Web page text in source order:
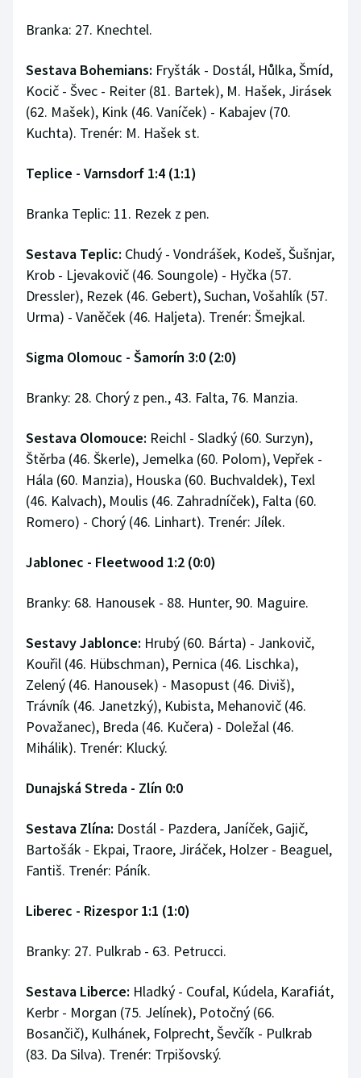
Branka: 27. Knechtel.
Sestava Bohemians: Fryšták - Dostál, Hůlka, Šmíd,
Kocič - Švec - Reiter (81. Bartek), M. Hašek, Jirásek
(62. Mašek), Kink (46. Vaníček) - Kabajev (70.
Kuchta). Trenér: M. Hašek st.
Teplice - Varnsdorf 1:4 (1:1)
Branka Teplic: 11. Rezek z pen.
Sestava Teplic: Chudý - Vondrášek, Kodeš, Šušnjar,
Krob - Ljevakovič (46. Soungole) - Hyčka (57.
Dressler), Rezek (46. Gebert), Suchan, Vošahlík (57.
Urma) - Vaněček (46. Haljeta). Trenér: Šmejkal.
Sigma Olomouc - Šamorín 3:0 (2:0)
Branky: 28. Chorý z pen., 43. Falta, 76. Manzia.
Sestava Olomouce: Reichl - Sladký (60. Surzyn),
Štěrba (46. Škerle), Jemelka (60. Polom), Vepřek -
Hála (60. Manzia), Houska (60. Buchvaldek), Texl
(46. Kalvach), Moulis (46. Zahradníček), Falta (60.
Romero) - Chorý (46. Linhart). Trenér: Jílek.
Jablonec - Fleetwood 1:2 (0:0)
Branky: 68. Hanousek - 88. Hunter, 90. Maguire.
Sestavy Jablonce: Hrubý (60. Bárta) - Jankovič,
Kouřil (46. Hübschman), Pernica (46. Lischka),
Zelený (46. Hanousek) - Masopust (46. Diviš),
Trávník (46. Janetzký), Kubista, Mehanovič (46.
Považanec), Breda (46. Kučera) - Doležal (46.
Mihálik). Trenér: Klucký.
Dunajská Streda - Zlín 0:0
Sestava Zlína: Dostál - Pazdera, Janíček, Gajič,
Bartošák - Ekpai, Traore, Jiráček, Holzer - Beaguel,
Fantiš. Trenér: Páník.
Liberec - Rizespor 1:1 (1:0)
Branky: 27. Pulkrab - 63. Petrucci.
Sestava Liberce: Hladký - Coufal, Kúdela, Karafiát,
Kerbr - Morgan (75. Jelínek), Potočný (66.
Bosančič), Kulhánek, Folprecht, Ševčík - Pulkrab
(83. Da Silva). Trenér: Trpišovský.